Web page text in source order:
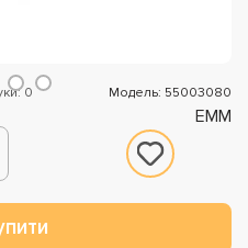
0 Модель: 55003080
EMM